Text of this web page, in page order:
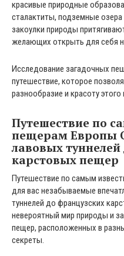
красивые природные
сталактиты, подземные
закоулки природы
желающих открыть для себя
Исследование загадочных
путешествие, которое
разнообразие и красоту этого
Путешествие по
пещерам Европы
лавовых
карстовых пещер
Путешествие по самым
для вас незабываемые
туннелей до французских
невероятный мир природы и
пещер, расположенных в
секреты.